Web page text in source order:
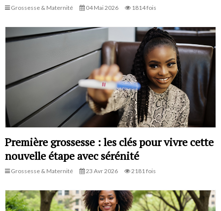
Grossesse & Maternité 04 Mai 2026 1814 fois
Première grossesse : les clés pour vivre cette
nouvelle étape avec sérénité
Grossesse & Maternité 23 Avr 2026 2181 fois